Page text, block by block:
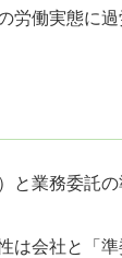
働実態に
業務委託
会社と「